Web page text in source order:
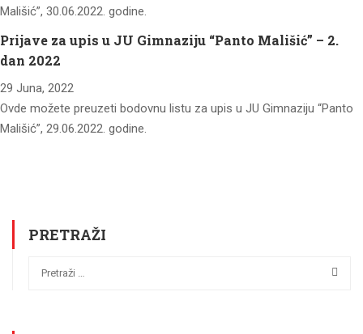
Mališić”, 30.06.2022. godine.
Prijave za upis u JU Gimnaziju “Panto Mališić” – 2.
dan 2022
29 Juna, 2022
Ovde možete preuzeti bodovnu listu za upis u JU Gimnaziju “Panto
Mališić”, 29.06.2022. godine.
PRETRAŽI